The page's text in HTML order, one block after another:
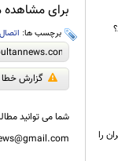
برای مشاهده
برچسب ها: اتصال
گزارش خطا
شما می توانید
را